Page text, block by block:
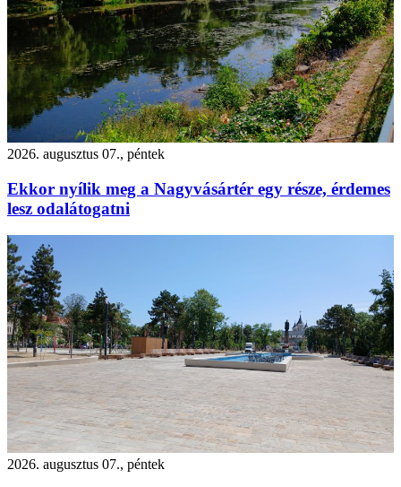
2026. augusztus 07., péntek
Ekkor nyílik meg a Nagyvásártér egy része, érdemes
lesz odalátogatni
2026. augusztus 07., péntek